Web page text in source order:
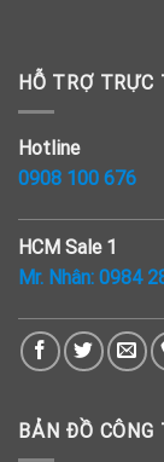
HỖ TRỢ TRỰC
Hotline
0908 100 676
HCM Sale 1
Mr. Nhân: 0984
BẢN ĐỒ CÔNG